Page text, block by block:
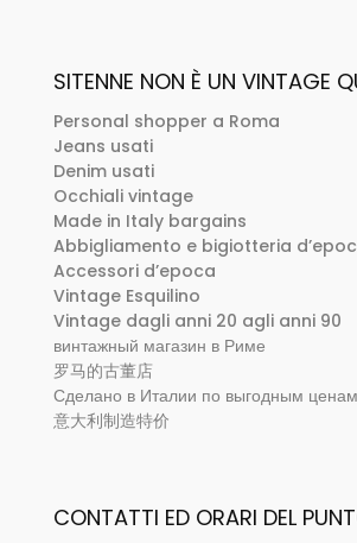
SITENNE NON È UN VINTAGE
Personal shopper a Roma
Jeans usati
Denim usati
Occhiali vintage
Made in Italy bargains
Abbigliamento e bigiotteria
Accessori d’epoca
Vintage Esquilino
Vintage dagli anni 20 agli anni 90
винтажный магазин в Риме
罗马的古董店
Сделано в Италии по выгодным ценам
意大利制造特价
CONTATTI ED ORARI DEL